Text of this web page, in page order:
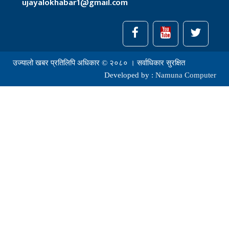
उज्यालो खबर प्रतिलिपि अधिकार © २०८० । सर्वाधिकार सुरक्षित
Developed by : Namuna Computer